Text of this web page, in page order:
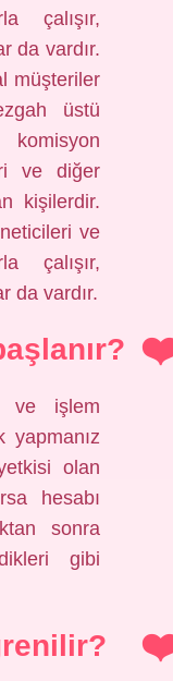
çalışır,
da vardır.
müşteriler
üstü
ve diğer
kişilerdir.
ve
çalışır,
da vardır.
ve işlem
yapmanız
olan
hesabı
sonra
gibi